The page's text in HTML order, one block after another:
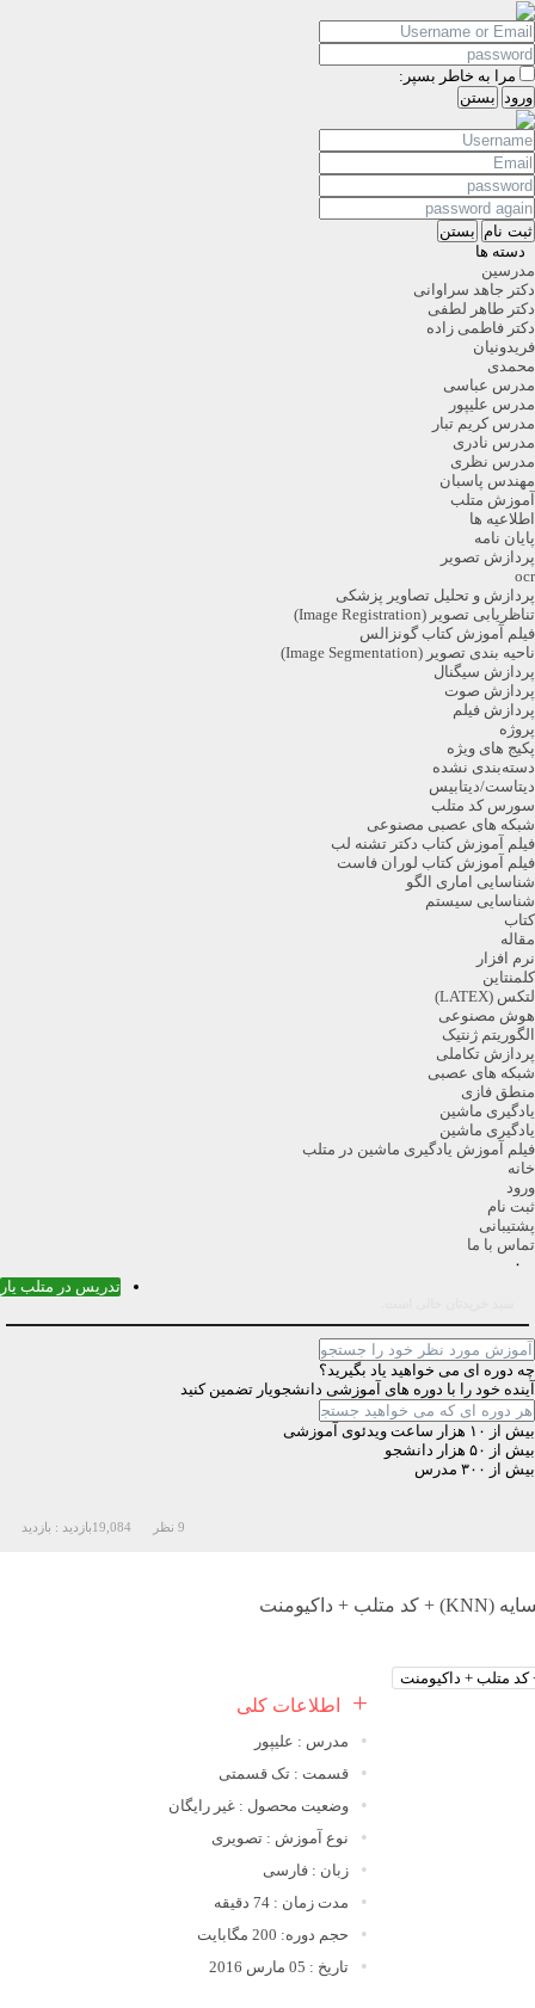
مرا به خاطر بسپر:
ورود بستن
ثبت نام بستن
دسته ها
مدرسین
دکتر جاهد سراوانی
دکتر طاهر لطفی
دکتر فاطمی زاده
فریدونیان
محمدی
مدرس عباسی
مدرس علیپور
مدرس کریم تبار
مدرس نادری
مدرس نظری
مهندس پاسبان
آموزش متلب
اطلاعیه ها
پایان نامه
پردازش تصویر
ocr
پردازش و تحلیل تصاویر پزشکی
تناظریابی تصویر (Image Registration)
فیلم آموزش کتاب گونزالس
ناحیه بندی تصویر (Image Segmentation)
پردازش سیگنال
پردازش صوت
پردازش فیلم
پروژه
پکیج های ویژه
دسته‌بندی نشده
دیتاست/دیتابیس
سورس کد متلب
شبکه های عصبی مصنوعی
فیلم آموزش کتاب دکتر تشنه لب
فیلم آموزش کتاب لوران فاست
شناسایی اماری الگو
شناسایی سیستم
کتاب
مقاله
نرم افزار
کلمنتاین
لتکس (LATEX)
هوش مصنوعی
الگوریتم ژنتیک
پردازش تکاملی
شبکه های عصبی
منطق فازی
یادگیری ماشین
یادگیری ماشین
فیلم آموزش یادگیری ماشین در متلب
خانه
ورود
ثبت نام
پشتیبانی
تماس با ما
۰
تدریس در متلب یار
چه دوره ای می خواهید یاد بگیرید؟
آینده خود را با دوره های آموزشی دانشجویار تضمین کنید
بیش از ۱۰ هزار ساعت ویدئوی آموزشی
بیش از ۵۰ هزار دانشجو
بیش از ۳۰۰ مدرس
9 نظر بازدید :19,084 بازدید
اطلاعات کلی
مدرس : علیپور
قسمت : تک قسمتی
وضعیت محصول : غیر رایگان
نوع آموزش : تصویری
زبان : فارسی
مدت زمان : 74 دقیقه
حجم دوره: 200 مگابایت
تاریخ : 05 مارس 2016